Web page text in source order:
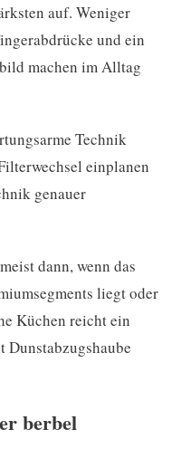
auf. Weniger
und ein
machen im Alltag
Technik
einplanen
genauer
dann, wenn das
liegt oder
Küchen reicht ein
Dunstabzugshaube
berbel